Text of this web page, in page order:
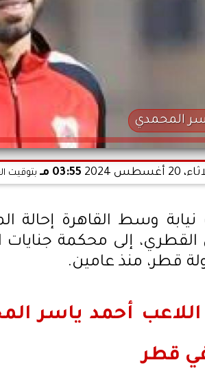
المحمدي
أغسطس 2024 03:55 مـ بتوقيت
نيابة وسط القاهرة إحالة
القطري، إلى محكمة
قطر، منذ عامين.
اللاعب أحمد ياسر
قطر